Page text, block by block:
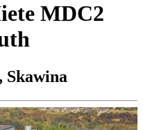
MDC2
Skawina